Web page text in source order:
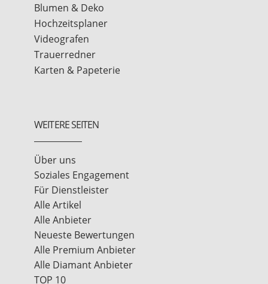
Blumen & Deko
Hochzeitsplaner
Videografen
Trauerredner
Karten & Papeterie
WEITERE SEITEN
Über uns
Soziales Engagement
Für Dienstleister
Alle Artikel
Alle Anbieter
Neueste Bewertungen
Alle Premium Anbieter
Alle Diamant Anbieter
TOP 10